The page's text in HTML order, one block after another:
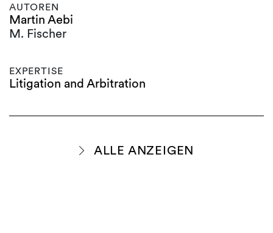
AUTOREN
Martin Aebi
M. Fischer
EXPERTISE
Litigation and Arbitration
ALLE ANZEIGEN